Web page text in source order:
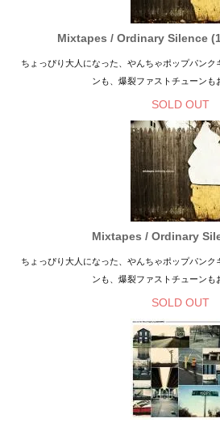
Mixtapes / Ordinary Silence
ちょっぴり大人になった、やんちゃポップパン
ンも、爆裂ファストチューンも
SOLD OUT
Mixtapes / Ordinary
ちょっぴり大人になった、やんちゃポップパン
ンも、爆裂ファストチューンも
SOLD OUT